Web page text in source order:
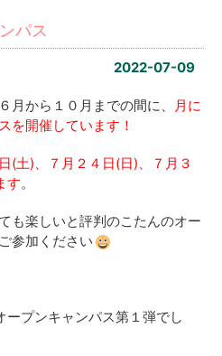
パス
2022-07-09
６月から１０月までの間に、
月に
を開催しています！
(土)、７月２４日(日)、７月３
す。
も楽しいと評判のこたんのオー
参加ください
ープンキャンパス第１弾でし